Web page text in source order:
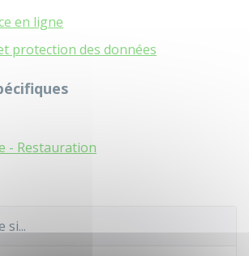
en ligne
protection des données
- Restauration
si...